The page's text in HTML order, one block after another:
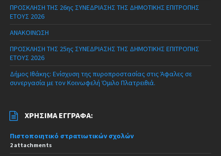
ΠΡΟΣΚΛΗΣΗ ΤΗΣ 26ης ΣΥΝΕΔΡΙΑΣΗΣ ΤΗΣ ΔΗΜΟΤΙΚΗΣ ΕΠΙΤΡΟΠΗΣ
ΕΤΟΥΣ 2026
ΑΝΑΚΟΙΝΩΣΗ
ΠΡΟΣΚΛΗΣΗ ΤΗΣ 25ης ΣΥΝΕΔΡΙΑΣΗΣ ΤΗΣ ΔΗΜΟΤΙΚΗΣ ΕΠΙΤΡΟΠΗΣ
ΕΤΟΥΣ 2026
Δήμος Ιθάκης: Ενίσχυση της πυροπροστασίας στις Άφαλες σε
συνεργασία με τον Κοινωφελή Όμιλο Πλατρειθιά.
ΧΡΉΣΙΜΑ ΈΓΓΡΑΦΑ:
Πιστοποιητικό στρατιωτικών σχολών
2 attachments